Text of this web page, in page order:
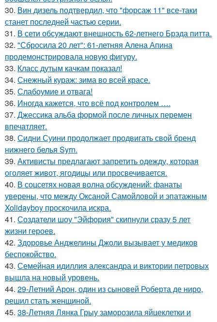
30. Вин дизель подтвердил, что "форсаж 11" все-таки
станет последней частью серии.
31. В сети обсуждают внешность 62-летнего Брэда питта.
32. "Сбросила 20 лет": 61-летняя Алена Апина
продемонстрировала новую фигуру.
33. Класс дутым качкам показал!
34. Снежный кураж: зима во всей красе.
35. Слабоумие и отвага!
36. Иногда кажется, что всё под контролем ….
37. Джессика альба формой после личных перемен
впечатляет.
38. Сидни Суини продолжает продвигать свой бренд
нижнего белья Syrn.
39. Активисты предлагают запретить одежду, которая
оголяет живот, ягодицы или просвечивается.
40. В соцсетях новая волна обсуждений: фанаты
уверены, что между Оксаной Самойловой и эпатажным
Xolidayboy проскочила искра.
41. Создатели шоу "Эйфория" скипнули сразу 5 лет
жизни героев.
42. Здоровье Анджелины Джоли вызывает у медиков
беспокойство.
43. Семейная идиллия александра и виктории петровых
вышла на новый уровень.
44. 29-Летний Арон, один из сыновей Роберта де ниро,
решил стать женщиной.
45. 38-Летняя Лянка Грыу заморозила яйцеклетки и